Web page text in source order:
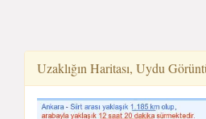
Uzaklığın Haritası, Uydu